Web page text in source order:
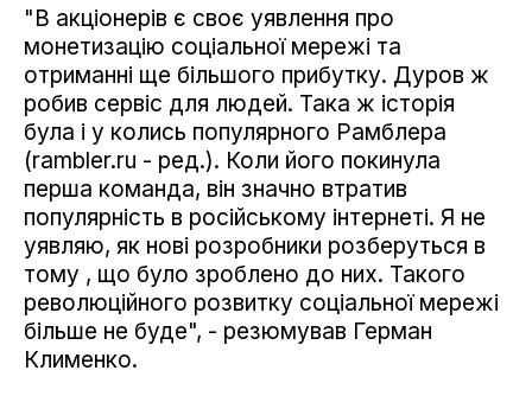
"В акціонерів є своє уявлення про
монетизацію соціальної мережі та
отриманні ще більшого прибутку. Дуров ж
робив сервіс для людей. Така ж історія
була і у колись популярного Рамблера
(rambler.ru - ред.). Коли його покинула
перша команда, він значно втратив
популярність в російському інтернеті. Я не
уявляю, як нові розробники розберуться в
тому , що було зроблено до них. Такого
революційного розвитку соціальної мережі
більше не буде", - резюмував Герман
Клименко.